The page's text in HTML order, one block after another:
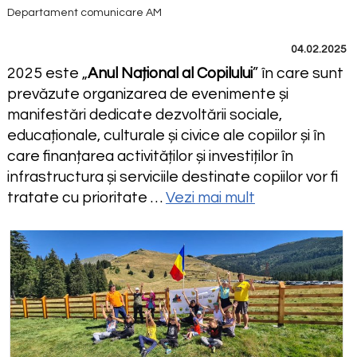
Departament comunicare AM
04.02.2025
2025 este „Anul Național al Copilului” în care sunt
prevăzute organizarea de evenimente și
manifestări dedicate dezvoltării sociale,
educaționale, culturale și civice ale copiilor și în
care finanțarea activităților și investiților în
infrastructura și serviciile destinate copiilor vor fi
tratate cu prioritate … Vezi mai mult